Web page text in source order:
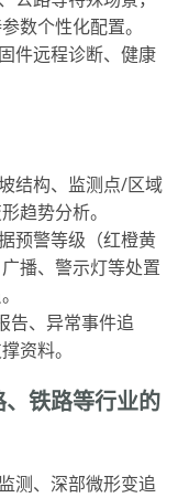
数个性化配置。
件远程诊断、健康
结构、监测点/区域
趋势分析。
预警等级（红橙黄
播、警示灯等处置
告、异常事件追
资料。
铁路等行业的
测、深部微形变追